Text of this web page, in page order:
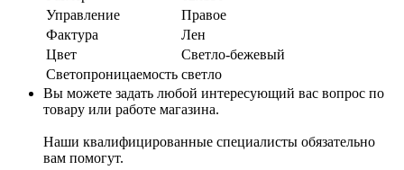
Управление
Правое
Фактура
Лен
Цвет
Светло-бежевый
Светопроницаемость светло
Вы можете задать любой интересующий вас вопрос по
товару или работе магазина.
Наши квалифицированные специалисты обязательно
вам помогут.